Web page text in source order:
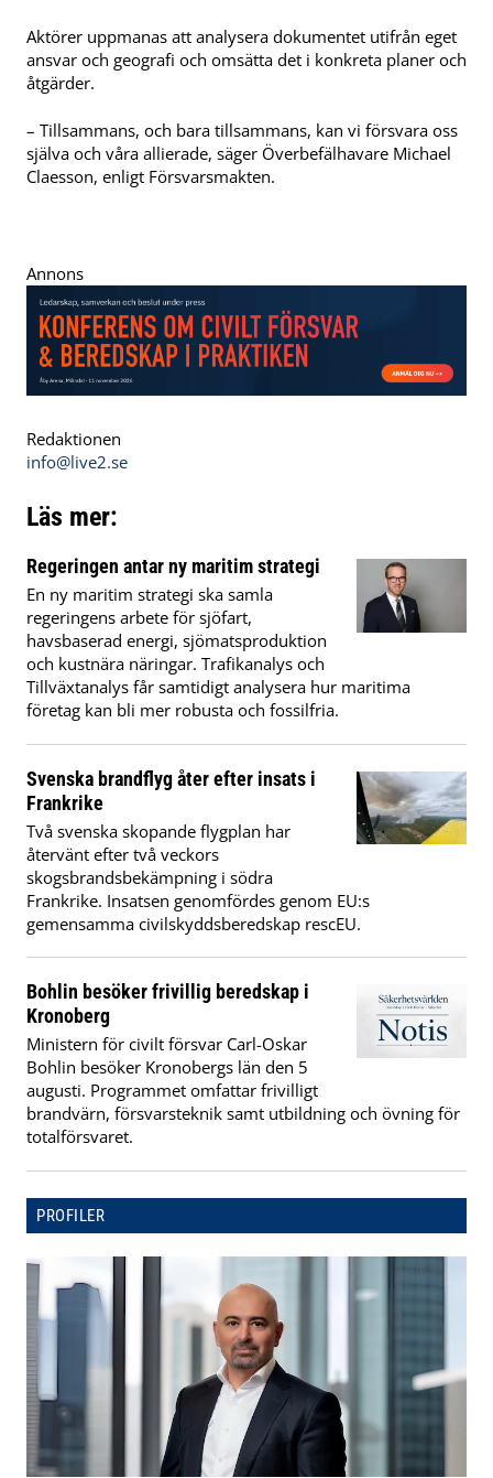
Aktörer uppmanas att analysera dokumentet utifrån eget
ansvar och geografi och omsätta det i konkreta planer och
åtgärder.
– Tillsammans, och bara tillsammans, kan vi försvara oss
själva och våra allierade, säger Överbefälhavare Michael
Claesson, enligt Försvarsmakten.
Annons
Redaktionen
info@live2.se
Läs mer:
Regeringen antar ny maritim strategi
En ny maritim strategi ska samla
regeringens arbete för sjöfart,
havsbaserad energi, sjömatsproduktion
och kustnära näringar. Trafikanalys och
Tillväxtanalys får samtidigt analysera hur maritima
företag kan bli mer robusta och fossilfria.
Svenska brandflyg åter efter insats i
Frankrike
Två svenska skopande flygplan har
återvänt efter två veckors
skogsbrandsbekämpning i södra
Frankrike. Insatsen genomfördes genom EU:s
gemensamma civilskyddsberedskap rescEU.
Bohlin besöker frivillig beredskap i
Kronoberg
Ministern för civilt försvar Carl-Oskar
Bohlin besöker Kronobergs län den 5
augusti. Programmet omfattar frivilligt
brandvärn, försvarsteknik samt utbildning och övning för
totalförsvaret.
PROFILER